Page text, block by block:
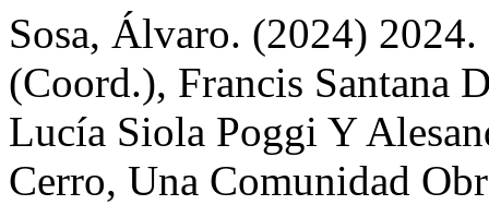
Sosa, Álvaro. (2024)
(Coord.), Francis Santana
Lucía Siola Poggi Y
Cerro, Una Comunidad